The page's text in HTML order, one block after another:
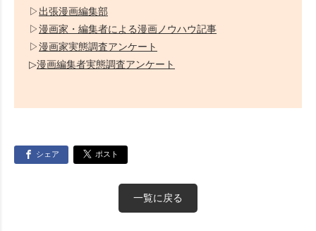
▷ 出張漫画編集部
▷漫画家・編集者による漫画ノウハウ記事
▷漫画家実態調査アンケート
▷漫画編集者実態調査アンケート
シェア ポスト
一覧に戻る